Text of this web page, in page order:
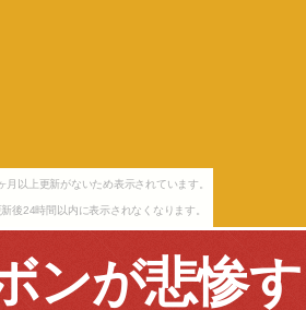
月以上更新がないため表示されています。
後24時間以内に表示されなくなります。
ンが悲惨す